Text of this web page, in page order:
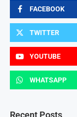
FACEBOOK
TWITTER
YOUTUBE
WHATSAPP
Recent Posts